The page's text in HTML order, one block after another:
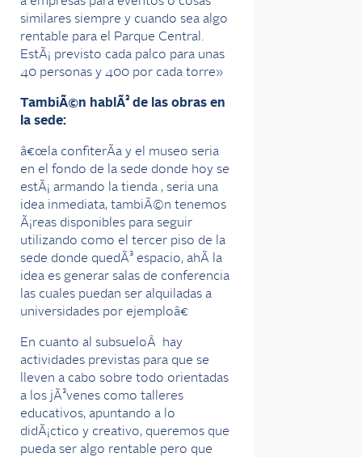
similares siempre y cuando sea algo
rentable para el Parque Central.
EstÃ¡ previsto cada palco para unas
40 personas y 400 por cada torre»
TambiÃ©n hablÃ³ de las obras en
la sede:
â€œla confiterÃ­a y el museo seria
en el fondo de la sede donde hoy se
estÃ¡ armando la tienda , seria una
idea inmediata, tambiÃ©n tenemos
Ã¡reas disponibles para seguir
utilizando como el tercer piso de la
sede donde quedÃ³ espacio, ahÃ­ la
idea es generar salas de conferencia
las cuales puedan ser alquiladas a
universidades por ejemploâ€
En cuanto al subsueloÂ hay
actividades previstas para que se
lleven a cabo sobre todo orientadas
a los jÃ³venes como talleres
educativos, apuntando a lo
didÃ¡ctico y creativo, queremos que
pueda ser algo rentable pero que